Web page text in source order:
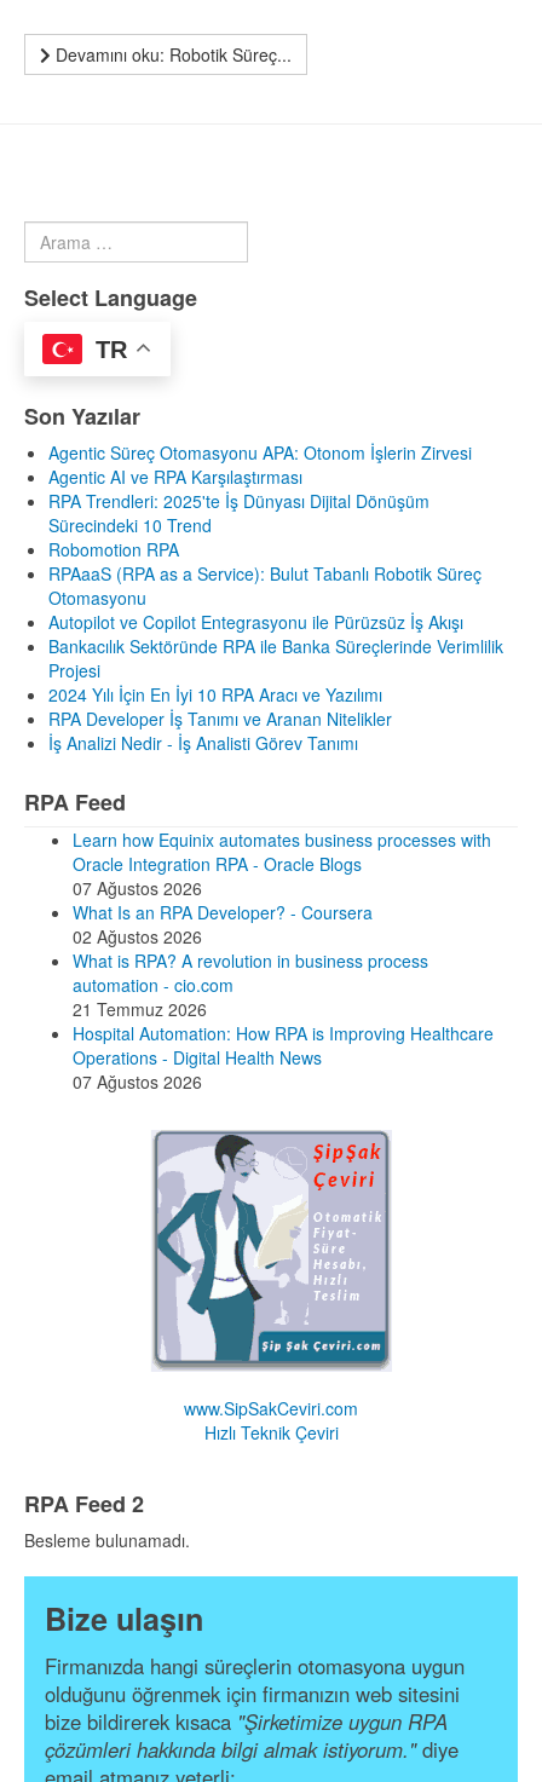
Devamını oku: Robotik Süreç...
Arama
Select Language
TR
Son Yazılar
Agentic Süreç Otomasyonu APA: Otonom İşlerin Zirvesi
Agentic AI ve RPA Karşılaştırması
RPA Trendleri: 2025'te İş Dünyası Dijital Dönüşüm
Sürecindeki 10 Trend
Robomotion RPA
RPAaaS (RPA as a Service): Bulut Tabanlı Robotik Süreç
Otomasyonu
Autopilot ve Copilot Entegrasyonu ile Pürüzsüz İş Akışı
Bankacılık Sektöründe RPA ile Banka Süreçlerinde Verimlilik
Projesi
2024 Yılı İçin En İyi 10 RPA Aracı ve Yazılımı
RPA Developer İş Tanımı ve Aranan Nitelikler
İş Analizi Nedir - İş Analisti Görev Tanımı
RPA Feed
Learn how Equinix automates business processes with
Oracle Integration RPA - Oracle Blogs
07 Ağustos 2026
What Is an RPA Developer? - Coursera
02 Ağustos 2026
What is RPA? A revolution in business process
automation - cio.com
21 Temmuz 2026
Hospital Automation: How RPA is Improving Healthcare
Operations - Digital Health News
07 Ağustos 2026
www.SipSakCeviri.com
Hızlı Teknik Çeviri
RPA Feed 2
Besleme bulunamadı.
Bize ulaşın
Firmanızda hangi süreçlerin otomasyona uygun
olduğunu öğrenmek için firmanızın web sitesini
bize bildirerek kısaca "Şirketimize uygun RPA
çözümleri hakkında bilgi almak istiyorum."diye